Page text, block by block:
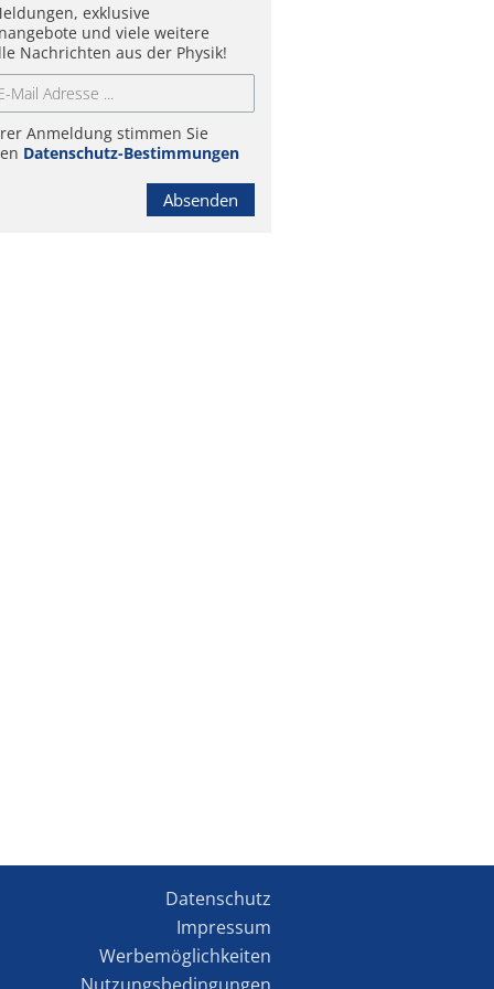
exklusive
und viele weitere
Nachrichten aus der Physik!
Anmeldung stimmen Sie
Datenschutz-Bestimmungen
Absenden
Datenschutz
Impressum
Werbemöglichkeiten
Nutzungsbedingungen